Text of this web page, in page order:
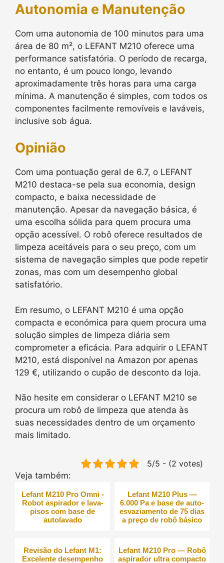
Autonomia e Manutenção
Com uma autonomia de 100 minutos para uma
área de 80 m², o LEFANT M210 oferece uma
performance satisfatória. O período de recarga,
no entanto, é um pouco longo, levando
aproximadamente três horas para uma carga
mínima. A manutenção é simples, com todos os
componentes facilmente removíveis e laváveis,
inclusive sob água.
Opinião
Com uma pontuação geral de 6.7, o LEFANT
M210 destaca-se pela sua economia, design
compacto, e baixa necessidade de
manutenção. Apesar da navegação básica, é
uma escolha sólida para quem procura uma
opção acessível. O robô oferece resultados de
limpeza aceitáveis para o seu preço, com um
sistema de navegação simples que pode repetir
zonas, mas com um desempenho global
satisfatório.
Em resumo, o LEFANT M210 é uma opção
compacta e económica para quem procura uma
solução simples de limpeza diária sem
comprometer a eficácia. Para adquirir o LEFANT
M210, está disponível na Amazon por apenas
129 €, utilizando o cupão de desconto da loja.
Não hesite em considerar o LEFANT M210 se
procura um robô de limpeza que atenda às
suas necessidades dentro de um orçamento
mais limitado.
5/5 - (2 votes)
Veja também:
Lefant M210 Pro Omni -
Robot aspirador e lava-
pisos com base de
autolavado
Lefant M210 Plus —
6.000 Pa e base de auto-
esvaziamento de 75 dias
a preço de robô básico
Revisão do Lefant M1:
Excelente desempenho
Lefant M210 Pro — Robô
aspirador ultra compacto